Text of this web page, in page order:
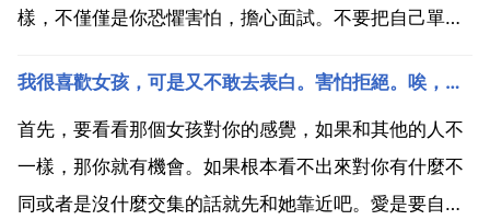
樣，不僅僅是你恐懼害怕，擔心面試。不要把自己單獨
緊張情緒，減輕你的恐懼心理的。放心，一路微笑著，
你會坦然去回答問題，得到認可的。你選擇人事局人...
我很喜歡女孩，可是又不敢去表白。害怕拒絕。唉，該怎麼辦啊。求解
首先，要看看那個女孩對你的感覺，如果和其他的人不
一樣，那你就有機會。如果根本看不出來對你有什麼不
同或者是沒什麼交集的話就先和她靠近吧。愛是要自己